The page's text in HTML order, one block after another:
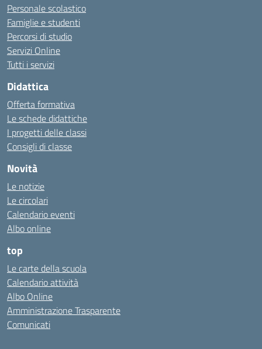
Personale scolastico
Famiglie e studenti
Percorsi di studio
Servizi Online
Tutti i servizi
Didattica
Offerta formativa
Le schede didattiche
I progetti delle classi
Consigli di classe
Novità
Le notizie
Le circolari
Calendario eventi
Albo online
top
Le carte della scuola
Calendario attività
Albo Online
Amministrazione Trasparente
Comunicati